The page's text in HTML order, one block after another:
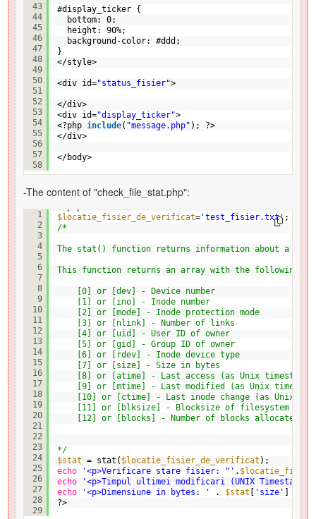
43
44
45
46
47
48
49
50
51
52
53
54
55
56
57
58
#display_ticker {
bottom: 0;
height: 90%;
background-color: #ddd;
}
</style>
<div id="status_fisier">
</div>
<div id="display_ticker">
<?php include( "message.php" ); ?>
</div>
</body>
-The content of "check_file_stat.php":
1
2
3
4
5
6
7
8
9
10
11
12
13
14
15
16
17
18
19
20
21
22
23
24
25
26
27
28
29
<?php
$locatie_fisier_de_verificat= 'test_fisier.txt' ;
/*
The stat() function returns information about a
This function returns an array with the following
[0] or [dev] - Device number
[1] or [ino] - Inode number
[2] or [mode] - Inode protection mode
[3] or [nlink] - Number of links
[4] or [uid] - User ID of owner
[5] or [gid] - Group ID of owner
[6] or [rdev] - Inode device type
[7] or [size] - Size in bytes
[8] or [atime] - Last access (as Unix timestamp)
[9] or [mtime] - Last modified (as Unix
[10] or [ctime] - Last inode change (as Unix
[11] or [blksize] - Blocksize of filesystem IO
[12] or [blocks] - Number of blocks allocated
*/
$stat = stat( $locatie_fisier_de_verificat );
echo
'<p>Verificare stare fisier: "' .
echo
'<p>Timpul ultimei modificari (UNIX
echo
'<p>Dimensiune in bytes: ' . $stat 'size'
?>